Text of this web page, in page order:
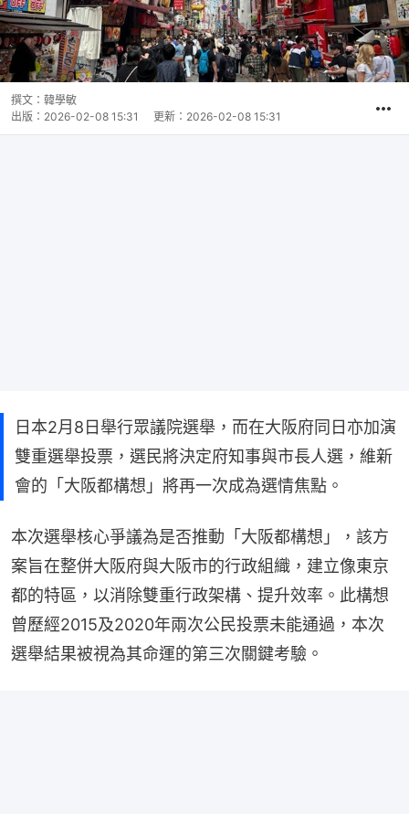
撰文： 韓學敏
出版： 2026-02-08 15:31 更新： 2026-02-08 15:31
日本2月8日舉行眾議院選舉，而在大阪府同日亦加演
雙重選舉投票，選民將決定府知事與市長人選，維新
會的「大阪都構想」將再一次成為選情焦點。
本次選舉核心爭議為是否推動「大阪都構想」，該方
案旨在整併大阪府與大阪市的行政組織，建立像東京
都的特區，以消除雙重行政架構、提升效率。此構想
曾歷經2015及2020年兩次公民投票未能通過，本次
選舉結果被視為其命運的第三次關鍵考驗。